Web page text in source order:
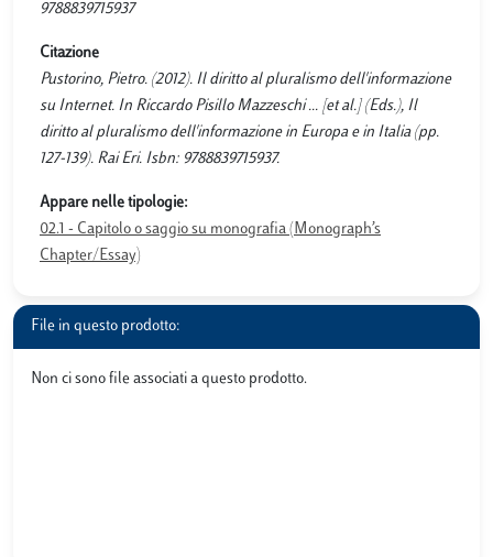
9788839715937
Citazione
Pustorino, Pietro. (2012). Il diritto al pluralismo dell'informazione
su Internet. In Riccardo Pisillo Mazzeschi ... [et al.] (Eds.), Il
diritto al pluralismo dell'informazione in Europa e in Italia (pp.
127-139). Rai Eri. Isbn: 9788839715937.
Appare nelle tipologie:
02.1 - Capitolo o saggio su monografia (Monograph’s
Chapter/Essay)
File in questo prodotto:
Non ci sono file associati a questo prodotto.